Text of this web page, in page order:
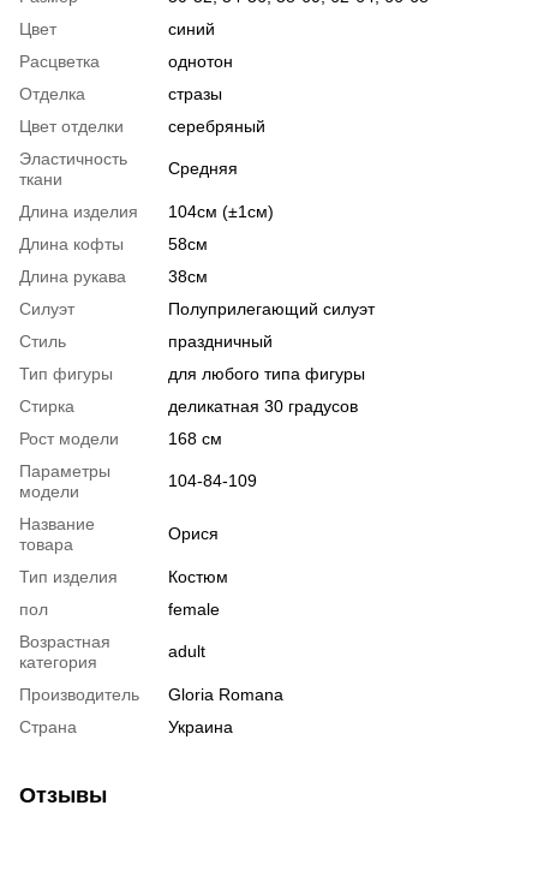
Цвет
синий
Расцветка
однотон
Отделка
стразы
Цвет отделки
серебряный
Эластичность
ткани
Средняя
Длина изделия
104см (±1см)
Длина кофты
58см
Длина рукава
38см
Силуэт
Полуприлегающий силуэт
Стиль
праздничный
Тип фигуры
для любого типа фигуры
Стирка
деликатная 30 градусов
Рост модели
168 см
Параметры
модели
104-84-109
Название
товара
Орися
Тип изделия
Костюм
пол
female
Возрастная
категория
adult
Производитель
Gloria Romana
Страна
Украина
Отзывы